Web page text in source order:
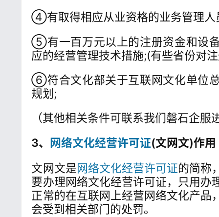
④有取得相应从业资格的业务管理人
⑤有一百万元以上的注册资金和设
应的经营管理技术措施;(有些省份对
⑥符合文化部关于互联网文化单位
规划;
（其他相关条件可联系我们磐石企服
3、
网络文化经营许可证(文网文)作用
文网文是网络文化经营许可证的简称
要办理网络文化经营许可证，只用办
正常的在互联网上经营网络文化产品
会受到相关部门的处罚。